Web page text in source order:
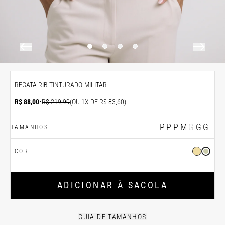
REGATA RIB TINTURADO-MILITAR
R$ 88,00•R$ 219,99(OU 1X DE R$ 83,60)
TAMANHOS PP P M G GG
COR
ADICIONAR À SACOLA
GUIA DE TAMANHOS